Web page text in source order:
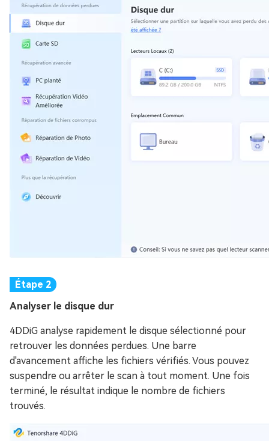
Analyser le disque dur
4DDiG analyse rapidement le disque sélectionné pour
retrouver les données perdues. Une barre
d'avancement affiche les fichiers vérifiés. Vous pouvez
suspendre ou arrêter le scan à tout moment. Une fois
terminé, le résultat indique le nombre de fichiers
trouvés.